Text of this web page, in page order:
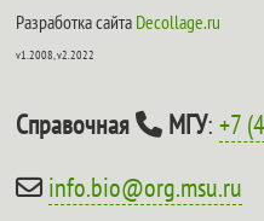
Разработка сайта Decollage.ru
v1.2008, v2.2022
Справочная МГУ:+7
info.bio@org.msu.ru